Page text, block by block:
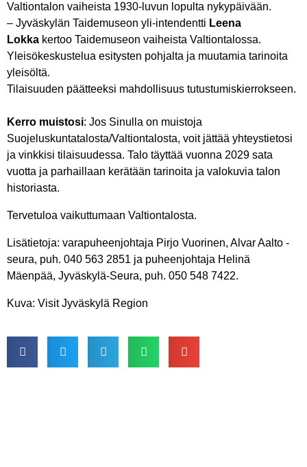
Valtiontalon vaiheista 1930-luvun lopulta nykypäivään.
– Jyväskylän Taidemuseon yli-intendentti Leena
Lokka kertoo Taidemuseon vaiheista Valtiontalossa.
Yleisökeskustelua esitysten pohjalta ja muutamia tarinoita
yleisöltä.
Tilaisuuden päätteeksi mahdollisuus tutustumiskierrokseen.
Kerro muistosi: Jos Sinulla on muistoja
Suojeluskuntatalosta/Valtiontalosta, voit jättää yhteystietosi
ja vinkkisi tilaisuudessa. Talo täyttää vuonna 2029 sata
vuotta ja parhaillaan kerätään tarinoita ja valokuvia talon
historiasta.
Tervetuloa vaikuttumaan Valtiontalosta.
Lisätietoja: varapuheenjohtaja Pirjo Vuorinen, Alvar Aalto -
seura, puh. 040 563 2851 ja puheenjohtaja Helinä
Mäenpää, Jyväskylä-Seura, puh. 050 548 7422.
Kuva: Visit Jyväskylä Region